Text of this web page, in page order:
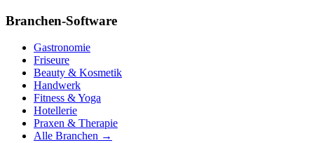
Branchen-Software
Gastronomie
Friseure
Beauty & Kosmetik
Handwerk
Fitness & Yoga
Hotellerie
Praxen & Therapie
Alle Branchen →